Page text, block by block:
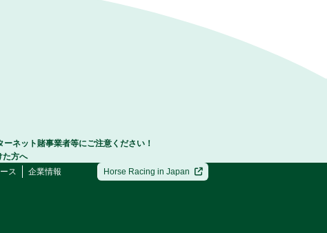
ネット賭事業者等にご注意ください！
た方へ
ス 企業情報 Horse Racing in Japan